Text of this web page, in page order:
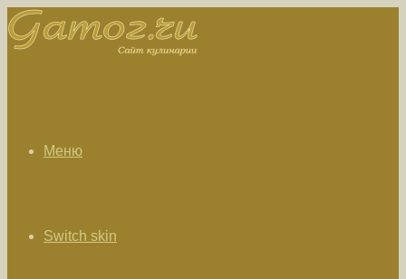
Меню
Switch skin